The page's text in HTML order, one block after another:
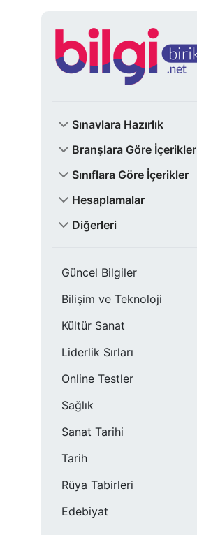
Sınavlara Hazırlık
Branşlara Göre İçerikler
Sınıflara Göre İçerikler
Hesaplamalar
Diğerleri
Güncel Bilgiler
Bilişim ve Teknoloji
Kültür Sanat
Liderlik Sırları
Online Testler
Sağlık
Sanat Tarihi
Tarih
Rüya Tabirleri
Edebiyat